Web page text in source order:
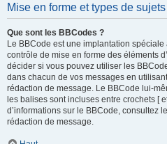
Mise en forme et types de sujets
Que sont les BBCodes ?
Le BBCode est une implantation
contrôle de mise en forme des éléments
décider si vous pouvez utiliser les
dans chacun de vos messages en
rédaction de message. Le BBCode lui-
les balises sont incluses entre crochets [
d’informations sur le BBCode, consultez
rédaction de message.